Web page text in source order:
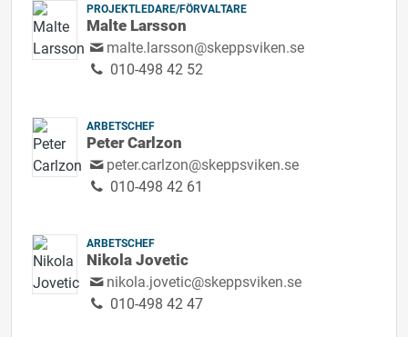
PROJEKTLEDARE/FÖRVALTARE
Malte Larsson
malte.larsson@skeppsviken.se
010-498 42 52
ARBETSCHEF
Peter Carlzon
peter.carlzon@skeppsviken.se
010-498 42 61
ARBETSCHEF
Nikola Jovetic
nikola.jovetic@skeppsviken.se
010-498 42 47